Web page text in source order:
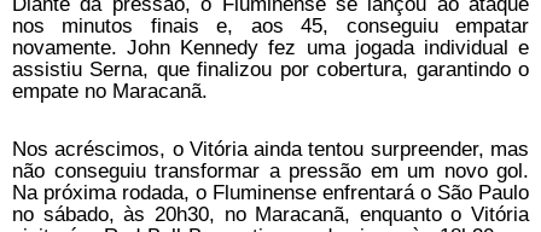
Diante da pressão, o Fluminense se lançou ao ataque
nos minutos finais e, aos 45, conseguiu empatar
novamente. John Kennedy fez uma jogada individual e
assistiu Serna, que finalizou por cobertura, garantindo o
empate no Maracanã.
Nos acréscimos, o Vitória ainda tentou surpreender, mas
não conseguiu transformar a pressão em um novo gol.
Na próxima rodada, o Fluminense enfrentará o São Paulo
no sábado, às 20h30, no Maracanã, enquanto o Vitória